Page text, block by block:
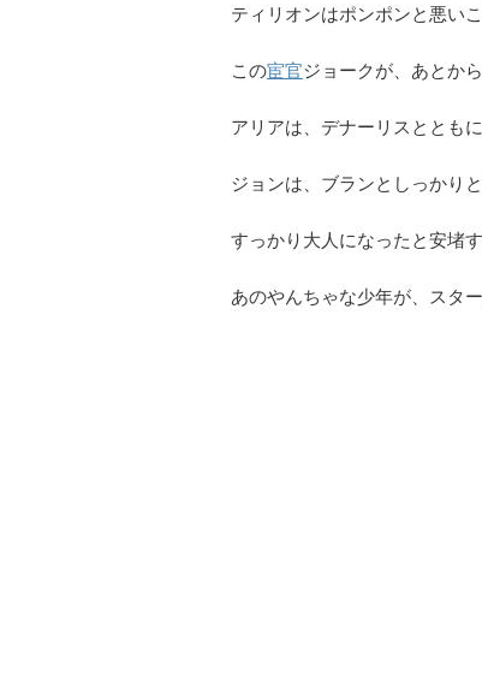
ティリオンはポンポンと悪い
この宦官ジョークが、あとか
アリアは、デナーリスととも
ジョンは、ブランとしっかり
すっかり大人になったと安堵
あのやんちゃな少年が、スタ